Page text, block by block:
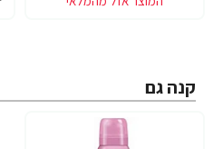
קנה גם